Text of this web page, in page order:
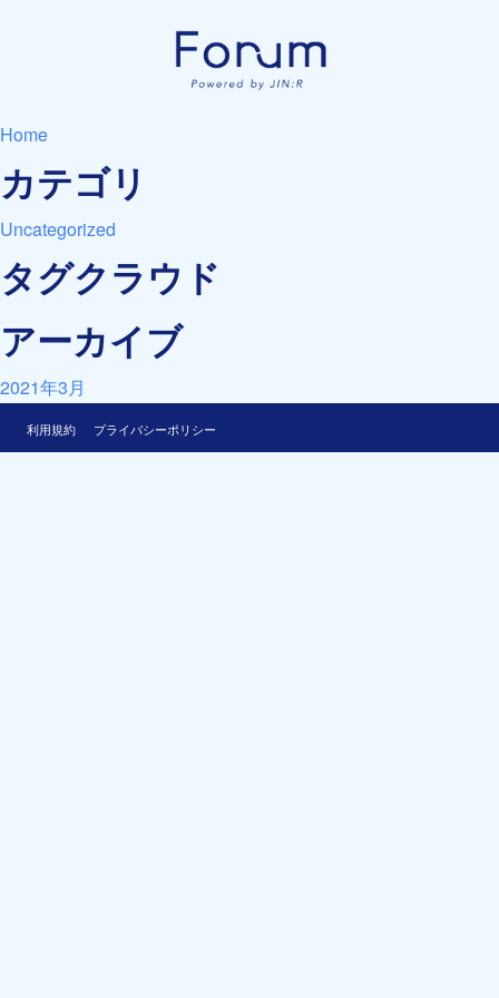
Home
カテゴリ
Uncategorized
タグクラウド
アーカイブ
2021年3月
利用規約 プライバシーポリシー